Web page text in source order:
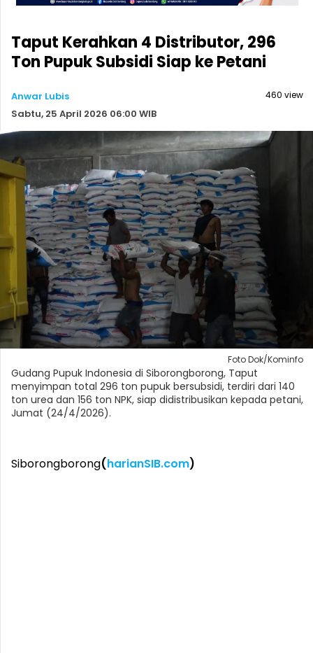
Taput Kerahkan 4 Distributor, 296
Ton Pupuk Subsidi Siap ke Petani
Anwar Lubis
Sabtu, 25 April 2026 06:00 WIB
460 view
Foto Dok/Kominfo
Gudang Pupuk Indonesia di Siborongborong, Taput
menyimpan total 296 ton pupuk bersubsidi, terdiri dari 140
ton urea dan 156 ton NPK, siap didistribusikan kepada petani,
Jumat (24/4/2026).
Siborongborong(harianSIB.com)